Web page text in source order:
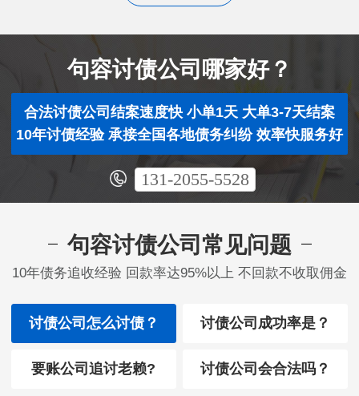
句容讨债公司哪家好？
合法讨债公司结案速度快 小单1天 大单3-7天结案
10年讨债经验 承接全国各地债务纠纷 效率快服务好
131-2055-5528
句容讨债公司常见问题
10年债务追收经验 回款率达95%以上 不回款不收取佣金
讨债公司怎么讨债？ 讨债公司成功率是？
要账公司追讨老赖? 讨债公司会合法吗？